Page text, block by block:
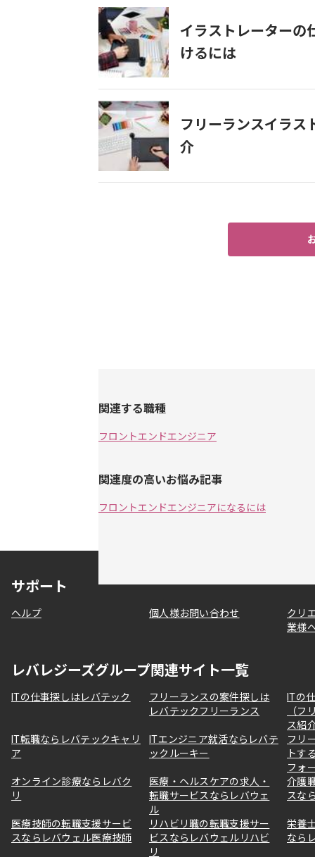
イラストレーターの
けるには
フリーランスイラス
介
関連する職種
フロントエンドエンジニア
関連度の高いお悩み記事
フロントエンドエンジニアになるには
サポート
ヘルプ 個人様お問い合わせ
クリ
業様
レバレジーズグループ関連サイト一覧
ITの仕事探しはレバテック
フリーランスの案件探しは
レバテックフリーランス
ITの
（フ
ス紹
IT転職ならレバテックキャリ
ア
ITエンジニア就活ならレバテ
ックルーキー
フリ
トす
フォ
オンライン診療ならレバク
リ
医療・ヘルスケアの求人・
転職サービスならレバウェ
ル
介護
スな
医療技師の転職支援サービ
スならレバウェル医療技師
リハビリ職の転職支援サー
ビスならレバウェルリハビ
リ
栄養
なら